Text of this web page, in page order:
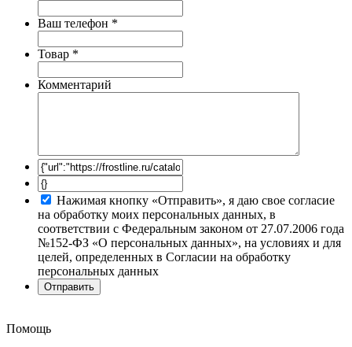
Ваш телефон *
Товар *
Комментарий
Нажимая кнопку «Отправить», я даю свое согласие
на обработку моих персональных данных, в
соответствии с Федеральным законом от 27.07.2006 года
№152-ФЗ «О персональных данных», на условиях и для
целей, определенных в Согласии на обработку
персональных данных
Помощь